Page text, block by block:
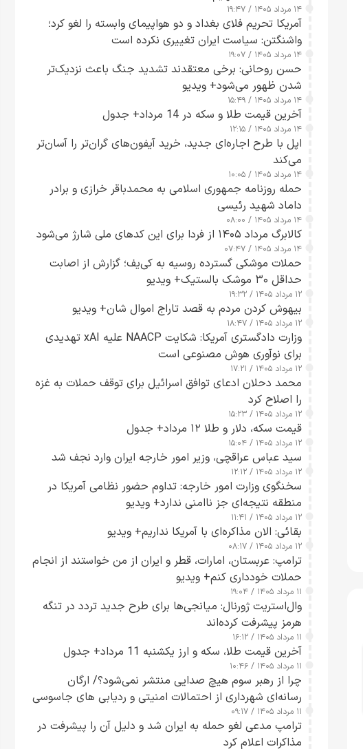
۱۴ مرداد ۱۴۰۵ / ۱۹:۴۷
آمریکا تحریم فلای بغداد و دو هواپیمای وابسته را لغو کرد؛
واشنگتن: سیاست ایران تغییری نکرده است
۱۴ مرداد ۱۴۰۵ / ۱۹:۰۷
حسن روحانی: برخی معتقدند تشدید جنگ باعث نزدیک‌تر
شدن ظهور می‌شود+ ویدیو
۱۴ مرداد ۱۴۰۵ / ۱۵:۴۹
آخرین قیمت طلا و سکه در 14 مرداد+ جدول
۱۴ مرداد ۱۴۰۵ / ۱۲:۱۵
اپل با طرح اجاره‌ای جدید، خرید آیفون‌های گران‌تر را آسان‌تر
می‌کند
۱۴ مرداد ۱۴۰۵ / ۱۰:۰۵
حمله روزنامه جمهوری اسلامی به محمدباقر خرازی و برادر
داماد شهید رئیسی
۱۴ مرداد ۱۴۰۵ / ۰۸:۰۰
کالابرگ مرداد ۱۴۰۵ از فردا برای این کدهای ملی شارژ می‌شود
۱۴ مرداد ۱۴۰۵ / ۰۷:۴۷
حملات موشکی گسترده روسیه به کی‌یف؛ گزارش از اصابت
حداقل ۳۰ موشک بالستیک+ ویدیو
۱۲ مرداد ۱۴۰۵ / ۱۹:۳۲
بیهوش کردن مردم به قصد تاراج اموال شان+ ویدیو
۱۲ مرداد ۱۴۰۵ / ۱۸:۴۷
وزارت دادگستری آمریکا: شکایت NAACP علیه xAI تهدیدی
برای نوآوری هوش مصنوعی است
۱۲ مرداد ۱۴۰۵ / ۱۷:۲۱
محمد دحلان ادعای توافق اسرائیل برای توقف حملات به غزه
را اصلاح کرد
۱۲ مرداد ۱۴۰۵ / ۱۵:۲۳
قیمت سکه، دلار و طلا ۱۲ مرداد+ جدول
۱۲ مرداد ۱۴۰۵ / ۱۵:۰۴
سید عباس عراقچی، وزیر امور خارجه ایران وارد نجف شد
۱۲ مرداد ۱۴۰۵ / ۱۲:۱۲
سخنگوی وزارت امور خارجه: تداوم حضور نظامی آمریکا در
منطقه نتیجه‌ای جز ناامنی ندارد+ ویدیو
۱۲ مرداد ۱۴۰۵ / ۱۱:۴۱
بقائی: الان مذاکره‌ای با آمریکا نداریم+ ویدیو
۱۲ مرداد ۱۴۰۵ / ۰۸:۱۷
ترامپ: عربستان، امارات، قطر و ایران از من خواستند از انجام
حملات خودداری کنم+ ویدیو
۱۱ مرداد ۱۴۰۵ / ۱۹:۰۴
وال‌استریت ژورنال: میانجی‌ها برای طرح جدید تردد در تنگه
هرمز پیشرفت کرده‌اند
۱۱ مرداد ۱۴۰۵ / ۱۶:۱۲
آخرین قیمت طلا، سکه و ارز یکشنبه 11 مرداد+ جدول
۱۱ مرداد ۱۴۰۵ / ۱۰:۴۶
چرا از رهبر سوم هیچ صدایی منتشر نمی‌شود؟/ ارگان
رسانه‌ای شهرداری از احتمالات امنیتی و ردیابی های جاسوسی
گفت
۱۱ مرداد ۱۴۰۵ / ۰۹:۱۷
ترامپ مدعی لغو حمله به ایران شد و دلیل آن را پیشرفت در
مذاکرات اعلام کرد